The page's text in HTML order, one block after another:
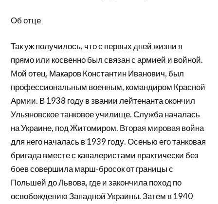
Об отце
Так уж получилось, что с первых дней жизни я
прямо или косвенно был связан с армией и войной.
Мой отец, Макаров Константин Иванович, был
профессиональным военным, командиром Красной
Армии. В 1938 году в звании лейтенанта окончил
Ульяновское танковое училище. Служба началась
на Украине, под Житомиром. Вторая мировая война
для него началась в 1939 году. Осенью его танковая
бригада вместе с кавалеристами практически без
боев совершила марш-бросок от границы с
Польшей до Львова, где и закончила поход по
освобождению Западной Украины. Затем в 1940